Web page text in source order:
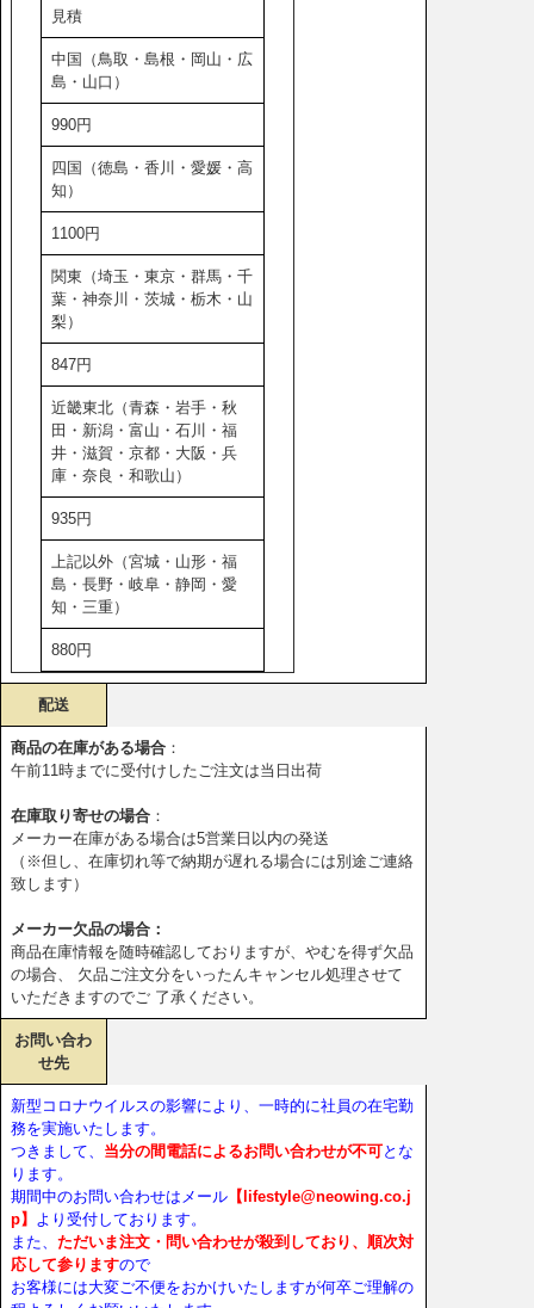
見積
中国（鳥取・島根・岡山・広
島・山口）
990円
四国（徳島・香川・愛媛・高
知）
1100円
関東（埼玉・東京・群馬・千
葉・神奈川・茨城・栃木・山
梨）
847円
近畿東北（青森・岩手・秋
田・新潟・富山・石川・福
井・滋賀・京都・大阪・兵
庫・奈良・和歌山）
935円
上記以外（宮城・山形・福
島・長野・岐阜・静岡・愛
知・三重）
880円
配送
商品の在庫がある場合 ：
午前11時までに受付けしたご注文は当日出荷
在庫取り寄せの場合 ：
メーカー在庫がある場合は5営業日以内の発送
（※但し、在庫切れ等で納期が遅れる場合には別途ご連絡
致します）
メーカー欠品の場合：
商品在庫情報を随時確認しておりますが、やむを得ず欠品
の場合、 欠品ご注文分をいったんキャンセル処理させて
いただきますのでご 了承ください。
お問い合わ
せ先
新型コロナウイルスの影響により、一時的に社員の在宅勤
務を実施いたします。
つきまして、 当分の間電話によるお問い合わせが不可とな
ります。
期間中のお問い合わせはメール 【lifestyle@neowing.co.j
p】
より受付しております。
また、 ただいま注文・問い合わせが殺到しており、順次対
応して参りますので
お客様には大変ご不便をおかけいたしますが何卒ご理解の